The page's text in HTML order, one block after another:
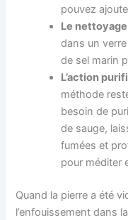
pouvez
Le
dans un
de sel marin
L’action
méthode
besoin de
de sauge,
fumées et
pour méditer
Quand la pierre a été
l’enfouissement dans